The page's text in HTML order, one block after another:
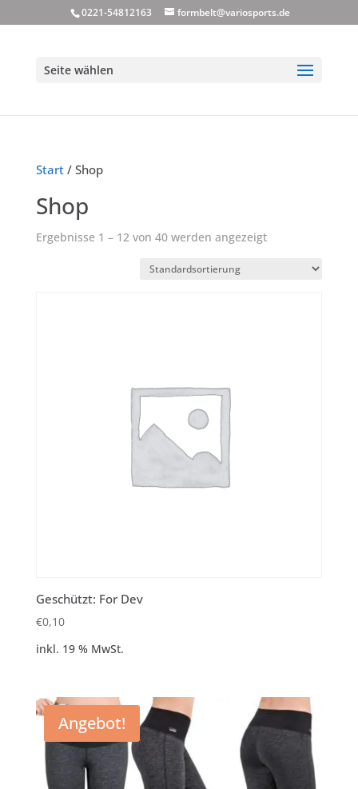
0221-54812163 formbelt@variosports.de
Seite wählen
Start/ Shop
Shop
Ergebnisse 1 – 12 von 40 werden angezeigt
Geschützt: For Dev
€0,10
inkl. 19 % MwSt.
Angebot!